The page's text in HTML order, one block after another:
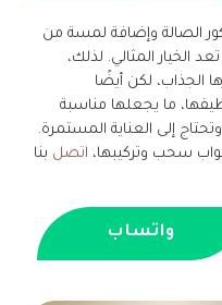
الصالة وإضافة لمسة من
الخيار المثالي. لذلك،
الجذاب، لكن أيضًا
ما يجعلها مناسبة
إلى العناية المستمرة.
سحب وتركيبها، اتصل بنا
واتساب